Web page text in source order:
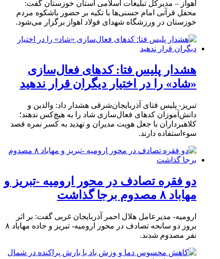
اهواز – مدیرکل تبلیغات اسلامی استان خوزستان گفت:
محفل قرآنی امام حسنی‌ها با تکیه بر حضور باشکوه مردم
خوزستان در ورزشگاه شهدای فولاد اهواز برگزار می‌شود.
هشدار پلیس فتا: کدهای فعال‌سازی
«شاد» را در اختیار دیگران قرار ندهید
تبریز- پلیس فتای آذربایجان‌شرقی هشدار داد: والدین و
دانش‌آموزان کدهای فعال‌سازی شاد را به هیچ‌کس ندهند؛
کلاهبرداران با جعل هویت مدیران و تهدید به کسر نمره قصد
سوءاستفاده دارند.
دو فقره تصادف در محور ارومیه -تبریز و
مهاباد ۸ مصدوم برجا گذاشت
ارومیه- مدیرعامل هلال احمر آذربایجان غربی گفت: بر اثر
بروز دو سانحه تصادف در محور ارومیه- تبریز و جاده مهاباد ۸
نفر مصدوم شدند.